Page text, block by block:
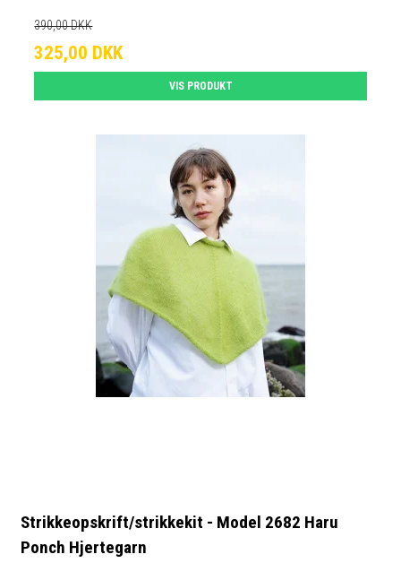
390,00 DKK
325,00 DKK
VIS PRODUKT
Strikkeopskrift/strikkekit - Model 2682 Haru
Ponch Hjertegarn